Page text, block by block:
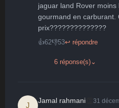
jaguar land Rover
gourmand en carburant.
prix??????????????
👍62👎53↩ répondre
6 réponse(s) ⌄
J
Jamal rahmani 31